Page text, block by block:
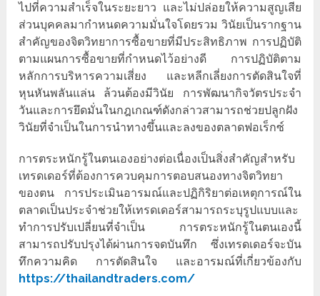
ไปที่ความสำเร็จในระยะยาว และไม่ปล่อยให้ความสูญเสีย
ส่วนบุคคลมากำหนดความมั่นใจโดยรวม วินัยเป็นรากฐาน
สำคัญของจิตวิทยาการซื้อขายที่มีประสิทธิภาพ การปฏิบัติ
ตามแผนการซื้อขายที่กำหนดไว้อย่างดี การปฏิบัติตาม
หลักการบริหารความเสี่ยง และหลีกเลี่ยงการตัดสินใจที่
หุนหันพลันแล่น ล้วนต้องมีวินัย การพัฒนากิจวัตรประจำ
วันและการยึดมั่นในกฎเกณฑ์ดังกล่าวสามารถช่วยปลูกฝัง
วินัยที่จำเป็นในการนำทางขึ้นและลงของตลาดฟอเร็กซ์
การตระหนักรู้ในตนเองอย่างต่อเนื่องเป็นสิ่งสำคัญสำหรับ
เทรดเดอร์ที่ต้องการควบคุมการตอบสนองทางจิตวิทยา
ของตน การประเมินอารมณ์และปฏิกิริยาต่อเหตุการณ์ใน
ตลาดเป็นประจำช่วยให้เทรดเดอร์สามารถระบุรูปแบบและ
ทำการปรับเปลี่ยนที่จำเป็น การตระหนักรู้ในตนเองนี้
สามารถปรับปรุงได้ผ่านการจดบันทึก ซึ่งเทรดเดอร์จะบัน
ทึกความคิด การตัดสินใจ และอารมณ์ที่เกี่ยวข้องกับ
https://thailandtraders.com/